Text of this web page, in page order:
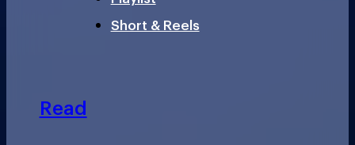
Short & Reels
Read